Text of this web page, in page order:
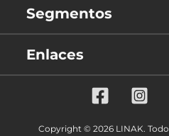
Segmentos
Enlaces
Copyright © 2026 LINAK.